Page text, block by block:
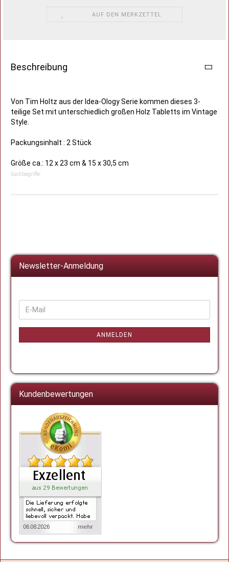
AUF DEN MERKZETTEL
Beschreibung
Von Tim Holtz aus der Idea-Ology Serie kommen dieses 3-
teilige Set mit unterschiedlich großen Holz Tabletts im Vintage
Style.
Packungsinhalt : 2 Stück
Größe ca.: 12 x 23 cm & 15 x 30,5 cm
Suchbegriffe:
Newsletter-Anmeldung
WEITER
ZUR
NEWSLETTER-
E-
Mail
ANMELDEN
Kundenbewertungen